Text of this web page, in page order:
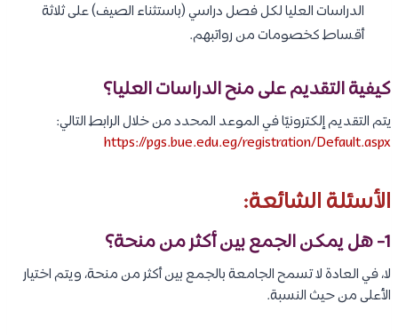
الدراسات العليا لكل فصل دراسي (باستثناء الصيف) على ثلاثة
أقساط كخصومات من رواتبهم.
كيفية التقديم على منح الدراسات العليا؟
يتم التقديم إلكترونيًا في الموعد المحدد من خلال الرابط التالي:
https://pgs.bue.edu.eg/registration/Default.aspx
الأسئلة الشائعة:
1- هل يمكن الجمع بين أكثر من منحة؟
لا، في العادة لا تسمح الجامعة بالجمع بين أكثر من منحة، ويتم اختيار
الأعلى من حيث النسبة.